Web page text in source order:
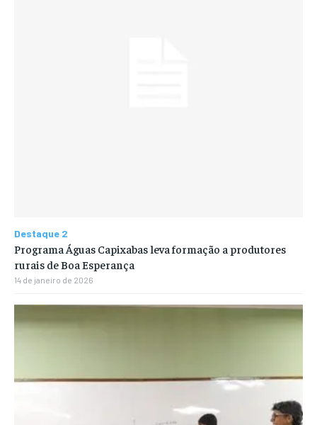
Destaque 2
Programa Águas Capixabas leva formação a produtores
rurais de Boa Esperança
14 de janeiro de 2026